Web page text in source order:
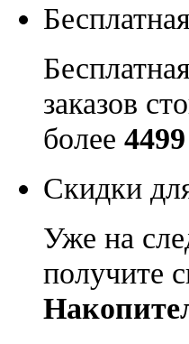
заказов
более
Скидки
Уже на
получите